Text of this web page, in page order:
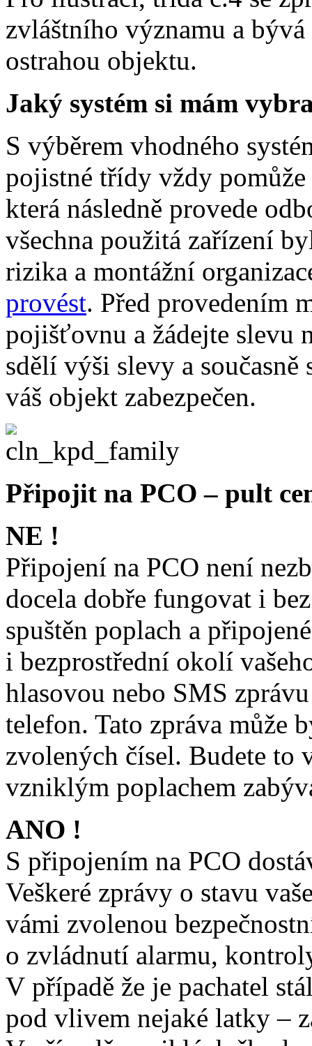
zvláštního významu a
ostrahou objektu.
Jaký systém si mám
S výběrem vhodného
pojistné třídy vždy
která následně provede
všechna použitá zařízení
rizika a montážní
provést. Před provedením
pojišťovnu a žádejte slevu
sdělí výši slevy a
váš objekt zabezpečen.
Připojit na PCO – pult
NE !
Připojení na PCO není
docela dobře fungovat i
spuštěn poplach a
i bezprostřední okolí
hlasovou nebo SMS
telefon. Tato zpráva může
zvolených čísel. Budete to
vzniklým poplachem
ANO !
S připojením na PCO
Veškeré zprávy o stavu
vámi zvolenou
o zvládnutí alarmu,
V případě že je pachatel
pod vlivem nejaké latky –